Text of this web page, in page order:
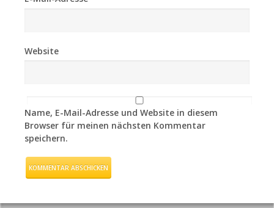
Website
Name, E-Mail-Adresse und Website in diesem
Browser für meinen nächsten Kommentar
speichern.